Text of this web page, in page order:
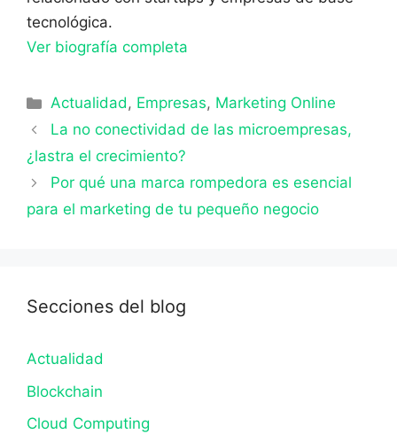
tecnológica.
Ver biografía completa
Categorías
Actualidad, Empresas, Marketing Online
La no conectividad de las microempresas,
¿lastra el crecimiento?
Por qué una marca rompedora es esencial
para el marketing de tu pequeño negocio
Secciones del blog
Actualidad
Blockchain
Cloud Computing